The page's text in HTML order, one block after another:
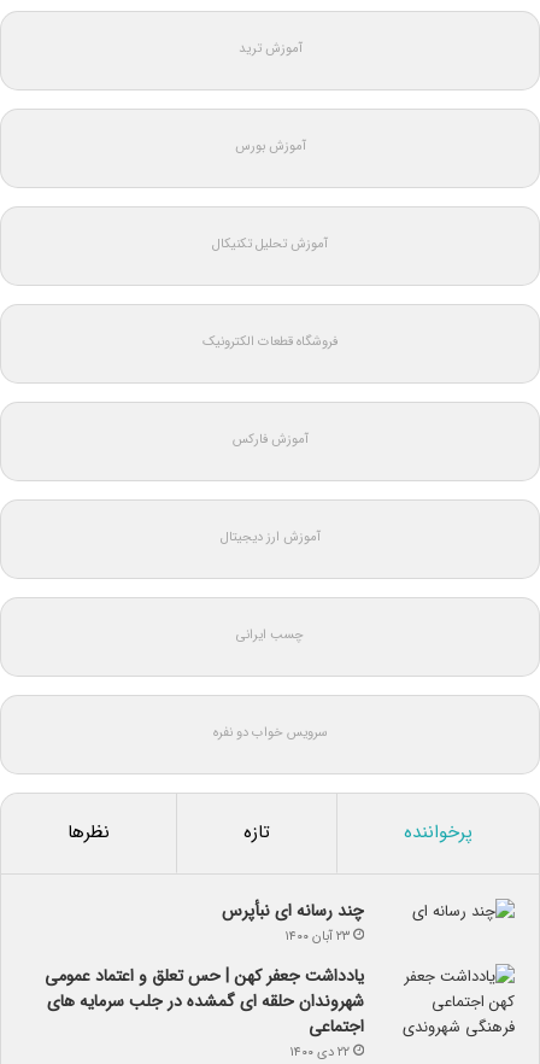
آموزش ترید
آموزش بورس
آموزش تحلیل تکنیکال
فروشگاه قطعات الکترونیک
آموزش فارکس
آموزش ارز دیجیتال
چسب ایرانی
سرویس خواب دو نفره
پرخواننده تازه نظرها
چند رسانه ای نبأپرس
۲۳ آبان ۱۴۰۰
یادداشت جعفر کهن | حس تعلق و اعتماد عمومی
شهروندان حلقه ای گمشده در جلب سرمایه های
اجتماعی
۲۲ دی ۱۴۰۰